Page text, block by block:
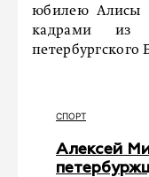
юбилею Алисы
кадрами из
петербургского
СПОРТ
Алексей